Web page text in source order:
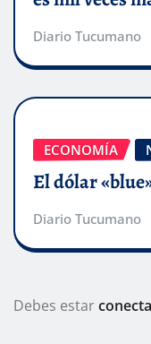
Diario Tucumano
ECONOMÍA
El dólar
Diario Tucumano
Debes estar